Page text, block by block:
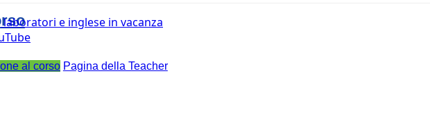
e inglese in vacanza
al corso Pagina della Teacher